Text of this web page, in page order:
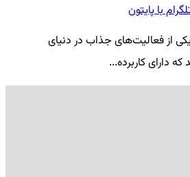
با پایتون
از فعالیت‌های جذاب در دنیای
دارای کاربرده...